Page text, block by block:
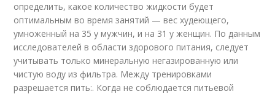
определить, какое количество жидкости будет
оптимальным во время занятий — вес худеющего,
умноженный на 35 у мужчин, и на 31 у женщин. По данным
исследователей в области здорового питания, следует
учитывать только минеральную негазированную или
чистую воду из фильтра. Между тренировками
разрешается пить:. Когда не соблюдается питьевой